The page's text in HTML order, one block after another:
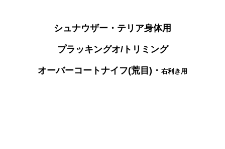
シュナウザー・テリア身体用
プラッキングオ/トリミング
オーバーコートナイフ(荒目)・ 右利き用